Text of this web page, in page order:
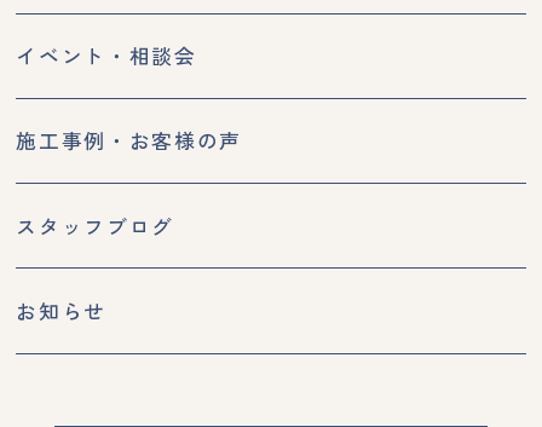
イベント・相談会
施工事例・お客様の声
スタッフブログ
お知らせ